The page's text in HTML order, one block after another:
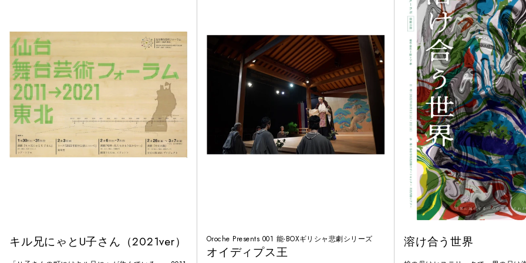
キル兄にゃとU子さん（2021ver） Oroche Presents 001 能-BOXギリシャ悲劇シリーズ
オイディプス王
溶け合う世界